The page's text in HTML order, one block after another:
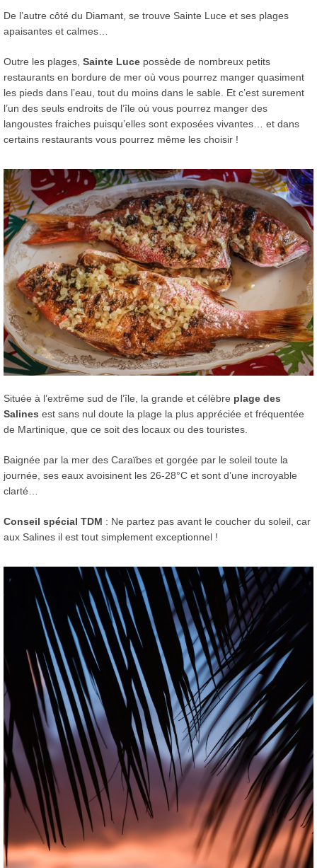
De l’autre côté du Diamant, se trouve Sainte Luce et ses plages
apaisantes et calmes…
Outre les plages, Sainte Luce possède de nombreux petits
restaurants en bordure de mer où vous pourrez manger quasiment
les pieds dans l’eau, tout du moins dans le sable. Et c’est surement
l’un des seuls endroits de l’île où vous pourrez manger des
langoustes fraiches puisqu’elles sont exposées vivantes… et dans
certains restaurants vous pourrez même les choisir !
Située à l’extrême sud de l’île, la grande et célèbre plage des
Salines est sans nul doute la plage la plus appréciée et fréquentée
de Martinique, que ce soit des locaux ou des touristes.
Baignée par la mer des Caraïbes et gorgée par le soleil toute la
journée, ses eaux avoisinent les 26-28°C et sont d’une incroyable
clarté…
Conseil spécial TDM : Ne partez pas avant le coucher du soleil, car
aux Salines il est tout simplement exceptionnel !